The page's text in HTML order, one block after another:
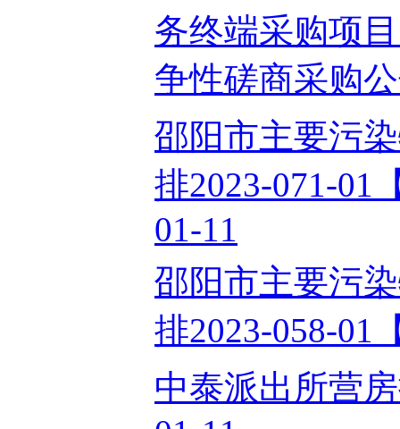
务终端采购项
争性磋商采购
邵阳市主要污
排2023-071-01
01-11
邵阳市主要污
排2023-058-01
中泰派出所营